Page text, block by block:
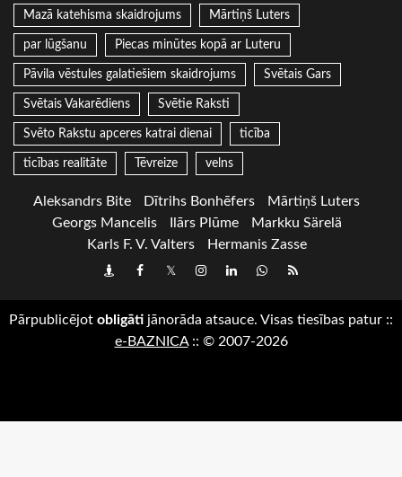
Mazā katehisma skaidrojums Mārtiņš Luters
par lūgšanu Piecas minūtes kopā ar Luteru
Pāvila vēstules galatiešiem skaidrojums Svētais Gars
Svētais Vakarēdiens Svētie Raksti
Svēto Rakstu apceres katrai dienai ticība
ticības realitāte Tēvreize velns
Aleksandrs Bite Dītrihs Bonhēfers
Mārtiņš Luters
Georgs Mancelis
Ilārs Plūme
Markku Särelä
Karls F. V. Valters
Hermanis Zasse
DraugiemFacebook
TwitterInstagram
LinkedInwhatsapp
RSS
Pārpublicējot obligāti jānorāda atsauce. Visas tiesības patur ::
e-BAZNICA:: © 2007-2026